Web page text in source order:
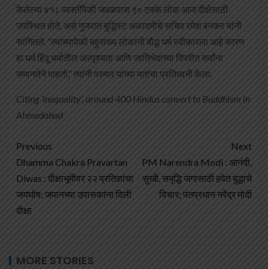
केलेल्या ४१८ व्यक्तींपैकी जवळपास ९० टक्के लोक आज दीक्षेसाठी
उपस्थित होते, असे गुजरात बुद्धिस्ट अकादमीचे सचिव रमेश बनकर यांनी
सांगितले. “त्यांच्यापैकी बहुसंख्य लोकांनी बौद्ध धर्म स्वीकारला आहे कारण
हा धर्म हिंदू धर्मातील अस्पृश्यता आणि जातिभेदाच्या विपरीत सर्वांना
समानतेने पाहतो,” त्यांनी परमार यांच्या मतांचा प्रतिध्वनी केला.
Citing ‘inequality’, around 400 Hindus convert to Buddhism in
Ahmedabad
Previous
Dhamma Chakra Pravartan
Diwas : दीक्षाभूमीवर २२ प्रतिज्ञांचा
जयघोष; जपानच्या उपासकांना दिली
दीक्षा
Next
PM Narendra Modi : आनंदी,
सुखी, समृद्धि जगासाठी हवेत बुद्धाचे
विचार; पंतप्रधान नरेंद्र मोदी
MORE STORIES